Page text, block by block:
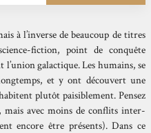
à l’inverse de beaucoup de titres
fiction, point de conquête
l’union galactique. Les humains, se
et y ont découvert une
plutôt paisiblement. Pensez
avec moins de conflits inter-
encore être présents). Dans ce